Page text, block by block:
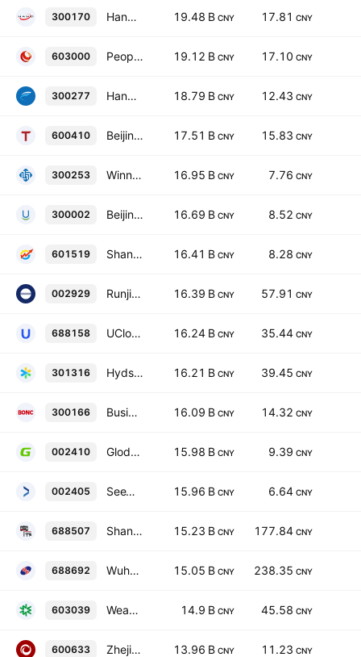
300170 Hand Enterprise Solutions Co., Ltd. Class A 19.48 B CNY 17.81 CNY
603000 People.cn Co., Ltd. Class A 19.12 B CNY 17.10 CNY
300277 Hangzhou Turbine Power Group Co Ltd Class A 18.79 B CNY 12.43 CNY
600410 Beijing Teamsun Technology Co., Ltd. Class A 17.51 B CNY 15.83 CNY
300253 Winning Health Technology Group Co.,Ltd. Class A 16.95 B CNY 7.76 CNY
300002 Beijing Ultrapower Software Co., Ltd. Class A 16.69 B CNY 8.52 CNY
601519 Shanghai Great Wisdom Co., Ltd Class A 16.41 B CNY 8.28 CNY
002929 Runjian Co., Ltd. Class A 16.39 B CNY 57.91 CNY
688158 UCloud Technology Co., Ltd. Class A 16.24 B CNY 35.44 CNY
301316 Hydsoft Technology Co., Ltd. Class A 16.21 B CNY 39.45 CNY
300166 Business-Intelligence of Oriental Nations Corporation Ltd. Class A 16.09 B CNY 14.32 CNY
002410 Glodon Company Limited Class A 15.98 B CNY 9.39 CNY
002405 SeeWay.ai Co., Ltd. Class A 15.96 B CNY 6.64 CNY
688507 Shanghai Suochen Information Technology Co., Ltd. Class A 15.23 B CNY 177.84 CNY
688692 Wuhan Dameng Database Co., Ltd. Class A 15.05 B CNY 238.35 CNY
603039 Weaver Network Technology Co., Ltd. Class A 14.9 B CNY 45.58 CNY
600633 Zhejiang Digital Culture Technology Group Co.,Ltd. Class A 13.96 B CNY 11.23 CNY